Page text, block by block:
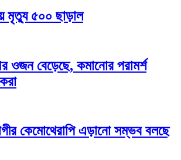
মৃত্যু ৫০০ ছাড়াল
ওজন বেড়েছে, কমানোর পরামর্শ
কেমোথেরাপি এড়ানো সম্ভব বলছে